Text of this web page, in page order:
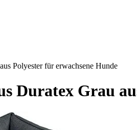
Polyester für erwachsene Hunde
Duratex Grau